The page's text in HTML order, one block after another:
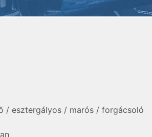
/ esztergályos / marós / forgácsoló